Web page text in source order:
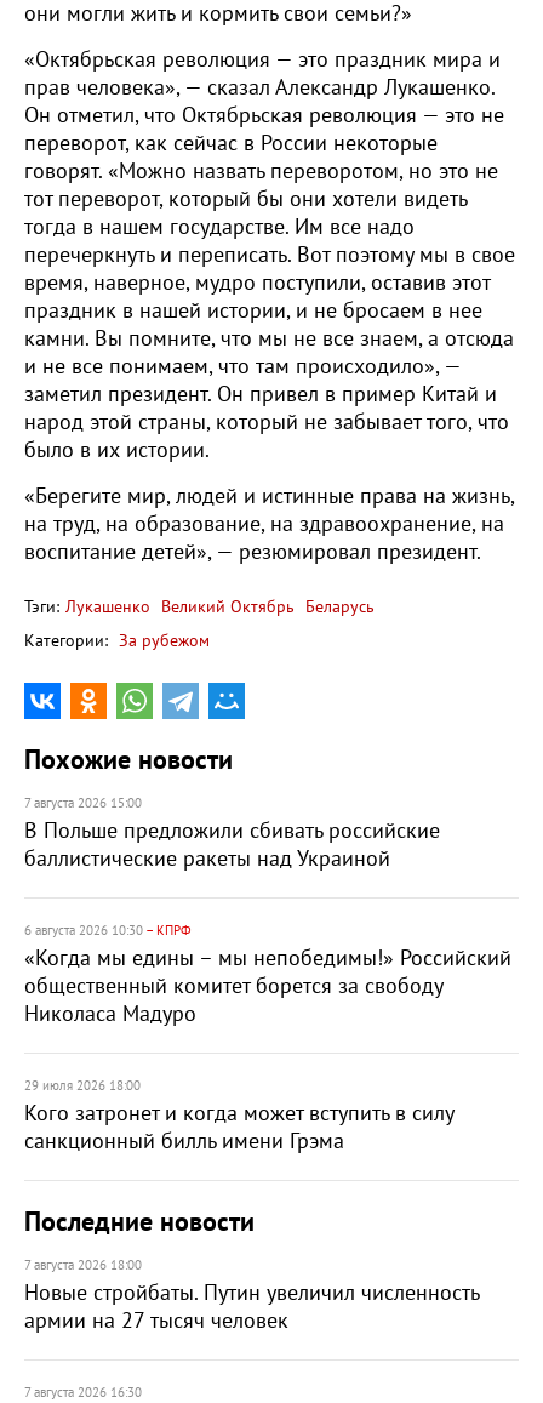
они могли жить и кормить свои семьи?»
«Октябрьская революция — это праздник мира и
прав человека», — сказал Александр Лукашенко.
Он отметил, что Октябрьская революция — это не
переворот, как сейчас в России некоторые
говорят. «Можно назвать переворотом, но это не
тот переворот, который бы они хотели видеть
тогда в нашем государстве. Им все надо
перечеркнуть и переписать. Вот поэтому мы в свое
время, наверное, мудро поступили, оставив этот
праздник в нашей истории, и не бросаем в нее
камни. Вы помните, что мы не все знаем, а отсюда
и не все понимаем, что там происходило», —
заметил президент. Он привел в пример Китай и
народ этой страны, который не забывает того, что
было в их истории.
«Берегите мир, людей и истинные права на жизнь,
на труд, на образование, на здравоохранение, на
воспитание детей», — резюмировал президент.
Тэги: Лукашенко Великий Октябрь
Беларусь
Категории: За рубежом
Похожие новости
7 августа 2026 15:00
В Польше предложили сбивать российские
баллистические ракеты над Украиной
6 августа 2026 10:30 – КПРФ
«Когда мы едины – мы непобедимы!» Российский
общественный комитет борется за свободу
Николаса Мадуро
29 июля 2026 18:00
Кого затронет и когда может вступить в силу
санкционный билль имени Грэма
Последние новости
7 августа 2026 18:00
Новые стройбаты. Путин увеличил численность
армии на 27 тысяч человек
7 августа 2026 16:30